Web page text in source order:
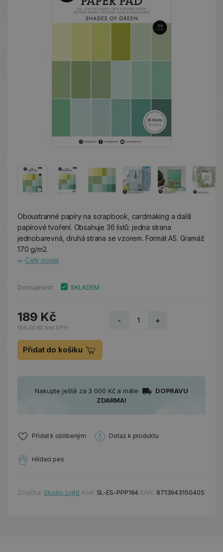
Oboustranné papíry na scrapbook, cardmaking a další
papírové tvoření. Obsahuje 36 listů: jedna strana
jednobarevná, druhá strana se vzorem. Formát A5. Gramáž
170 g/m2.
Celý popis
Dostupnost: SKLADEM
189 Kč
156,20 Kč bez DPH
- +
Přidat do košíku
Nakupte ještě za 3 000 Kč a máte
DOPRAVU
ZDARMA!
Přidat k oblíbeným Dotaz k produktu
Hlídací pes
Značka: Studio Light Kód: SL-ES-PPP164 EAN: 8713943150405